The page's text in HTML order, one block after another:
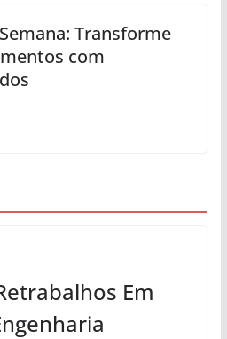
Transforme
com
Em